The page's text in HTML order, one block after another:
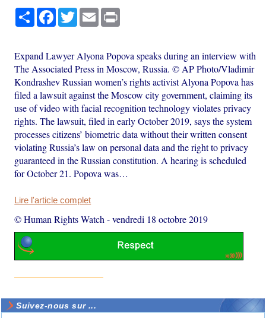
PartagerFacebook
TwitterEmail
Expand Lawyer Alyona Popova speaks during an interview with
The Associated Press in Moscow, Russia. © AP Photo/Vladimir
Kondrashev Russian women’s rights activist Alyona Popova has
filed a lawsuit against the Moscow city government, claiming its
use of video with facial recognition technology violates privacy
rights. The lawsuit, filed in early October 2019, says the system
processes citizens’ biometric data without their written consent
violating Russia’s law on personal data and the right to privacy
guaranteed in the Russian constitution. A hearing is scheduled
for October 21. Popova was…
Lire l'article complet
© Human Rights Watch -vendredi 18 octobre 2019
Suivez-nous sur ...